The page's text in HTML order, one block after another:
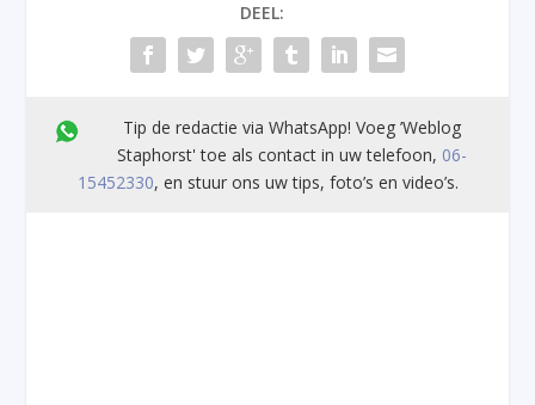
DEEL:
Tip de redactie via WhatsApp! Voeg ’Weblog
Staphorst' toe als contact in uw telefoon, 06-
15452330, en stuur ons uw tips, foto’s en video’s.